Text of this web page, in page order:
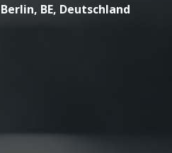
Berlin, BE, Deutschland